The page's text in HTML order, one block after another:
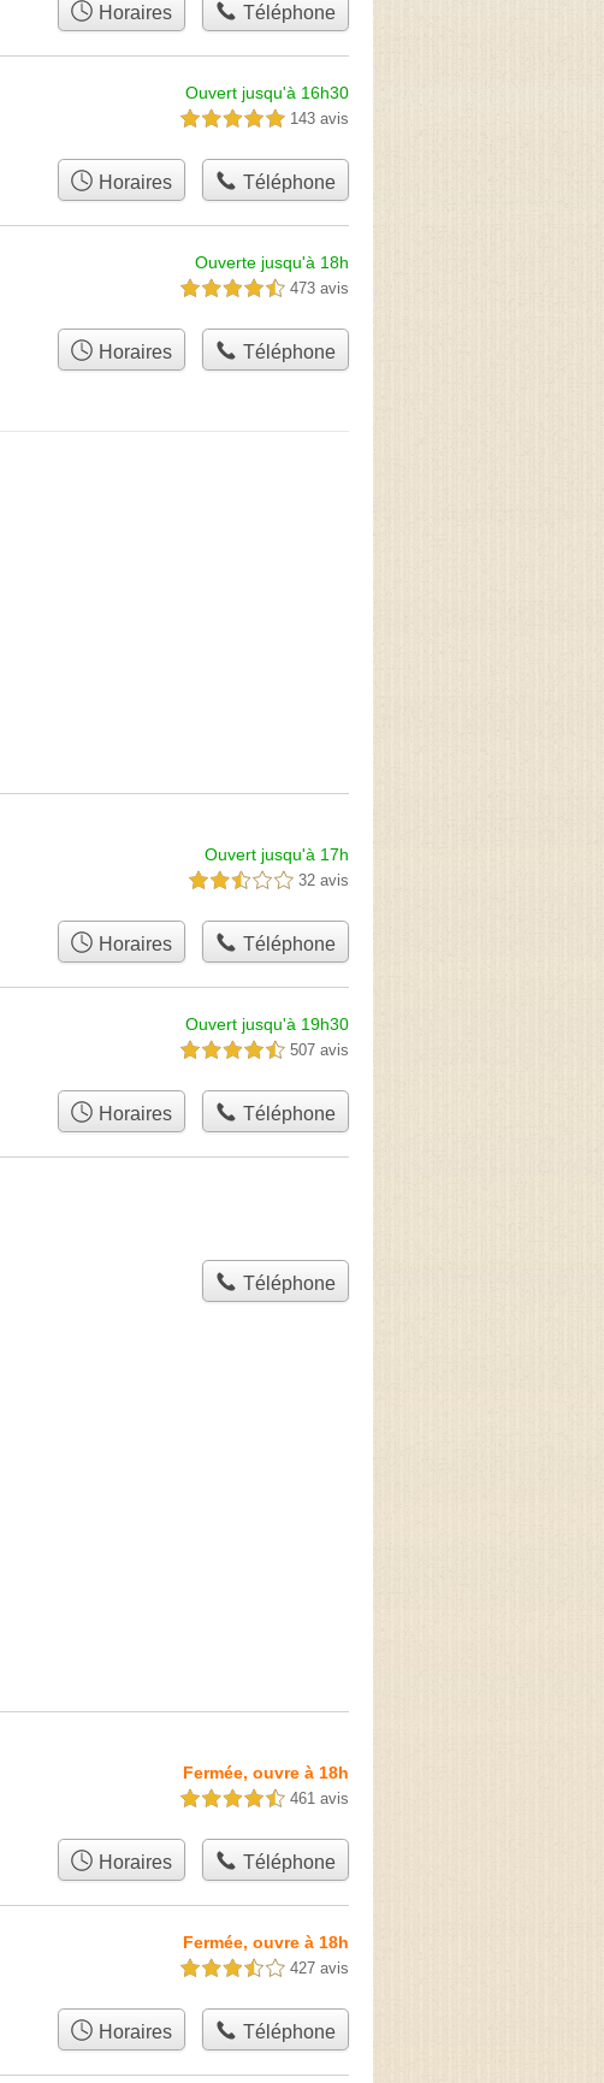
Horaires Téléphone
Ouvert jusqu'à 16h30
5,0 étoiles sur 5 143 avis
Horaires Téléphone
Ouverte jusqu'à 18h
4,5 étoiles sur 5 473 avis
Horaires Téléphone
Ouvert jusqu'à 17h
2,5 étoiles sur 5 32 avis
Horaires Téléphone
Ouvert jusqu'à 19h30
4,5 étoiles sur 5 507 avis
Horaires Téléphone
Téléphone
Fermée, ouvre à 18h
4,5 étoiles sur 5 461 avis
Horaires Téléphone
Fermée, ouvre à 18h
3,5 étoiles sur 5 427 avis
Horaires Téléphone